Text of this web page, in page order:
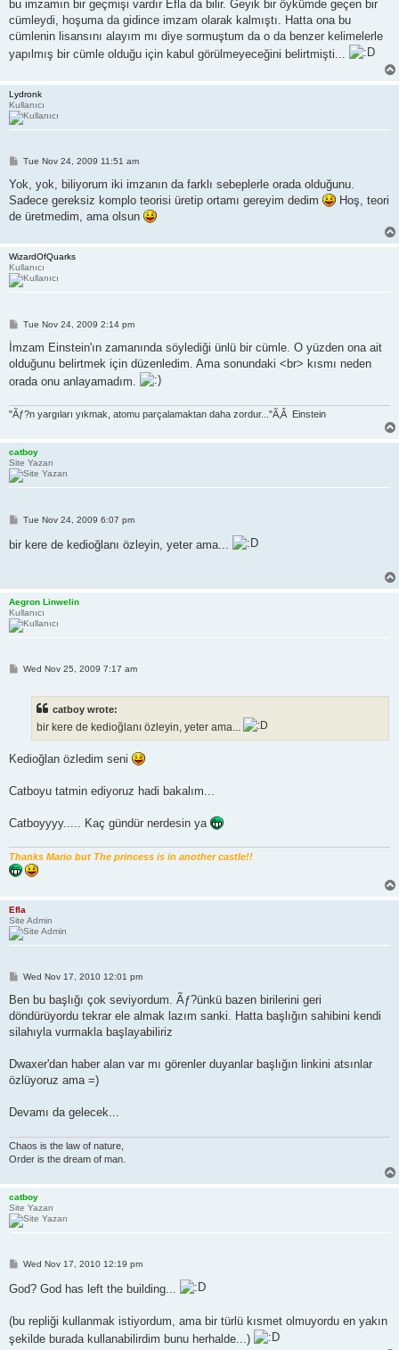
bu imzamın bir geçmişi vardır Efla da bilir. Geyik bir öykümde geçen bir
cümleydi, hoşuma da gidince imzam olarak kalmıştı. Hatta ona bu
cümlenin lisansını alayım mı diye sormuştum da o da benzer kelimelerle
yapılmış bir cümle olduğu için kabul görülmeyeceğini belirtmişti...
Lydronk
Kullanıcı
P
s
Tue Nov 24, 2009 11:51 am
Yok, yok, biliyorum iki imzanın da farklı sebeplerle orada olduğunu.
Sadece gereksiz komplo teorisi üretip ortamı gereyim dedim
Hoş, teori
de üretmedim, ama olsun
WizardOfQuarks
Kullanıcı
P
s
Tue Nov 24, 2009 2:14 pm
İmzam Einstein'ın zamanında söylediği ünlü bir cümle. O yüzden ona ait
olduğunu belirtmek için düzenledim. Ama sonundaki <br> kısmı neden
orada onu anlayamadım.
"Ãƒ?n yargıları yıkmak, atomu parçalamaktan daha zordur..."Ã‚Â Einstein
catboy
Site Yazarı
P
t
Tue Nov 24, 2009 6:07 pm
bir kere de kedioğlanı özleyin, yeter ama...
Aegron Linwelin
Kullanıcı
PWed Nov 25, 2009 7:17 am
catboy wrote:
bir kere de kedioğlanı özleyin, yeter ama...
Kedioğlan özledim seni
Catboyu tatmin ediyoruz hadi bakalım...
Catboyyyy..... Kaç gündür nerdesin ya
Thanks Mario but The princess is in another castle!!
Efla
Site Admin
P
s
Wed Nov 17, 2010 12:01 pm
Ben bu başlığı çok seviyordum. Ãƒ?ünkü bazen birilerini geri
döndürüyordu tekrar ele almak lazım sanki. Hatta başlığın sahibini kendi
silahıyla vurmakla başlayabiliriz
Dwaxer'dan haber alan var mı görenler duyanlar başlığın linkini atsınlar
özlüyoruz ama =)
Devamı da gelecek...
Chaos is the law of nature,
Order is the dream of man.
catboy
Site Yazarı
P
s
t
Wed Nov 17, 2010 12:19 pm
God? God has left the building...
(bu repliği kullanmak istiyordum, ama bir türlü kısmet olmuyordu en yakın
şekilde burada kullanabilirdim bunu herhalde...)